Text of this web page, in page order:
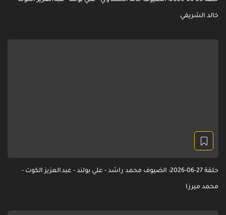
خالد الشريفي
حلقة 27-06-2026: الضيوف محمد راشد - علي بولند - عبدالعزيز الكوت -
محمد ميرزا